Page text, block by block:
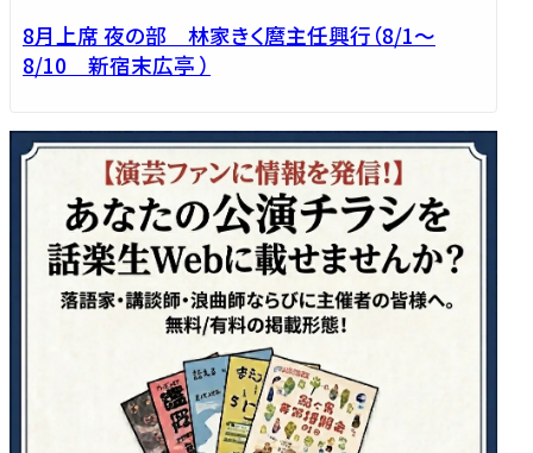
8月上席 夜の部 林家きく麿主任興行（8/1～
8/10 新宿末広亭 ）